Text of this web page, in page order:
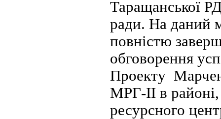
Таращанської
ради. На даний
повністю
обговорення
Проекту
МРГ-ІІ в
ресурсного